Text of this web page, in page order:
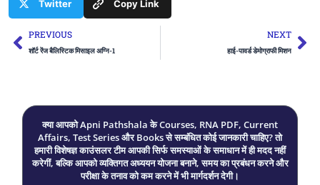
Twitter Copy Link
Prev
PREVIOUS
शॉर्ट रेंज बैलिस्टिक मिसाइल अग्नि-1
NEXT
हाई-पावर्ड डेमोग्राफी मिशन
क्या आपको Apni Pathshala के Courses, RNA PDF, Current
Affairs, Test Series और Books से सम्बंधित कोई जानकारी चाहिए? तो
हमारी विशेषज्ञ काउंसलर टीम आपकी सिर्फ समस्याओं के समाधान में ही मदद नहीं
करेगीं, बल्कि आपको व्यक्तिगत अध्ययन योजना बनाने, समय का प्रबंधन करने और
परीक्षा के तनाव को कम करने में भी मार्गदर्शन देगी।